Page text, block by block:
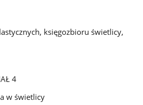
księgozbioru świetlicy,